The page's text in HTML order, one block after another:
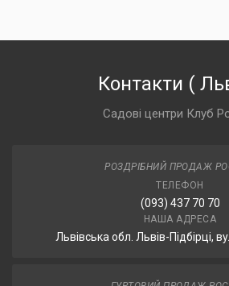
Контакти (
Садові центри Клуб
РОЗДРІБНИЙ ПРОДАЖ
ТЕЛЕФОН
(093) 437 70 70
НАША АДРЕСА
Львівська обл. Львів-Підбірці,